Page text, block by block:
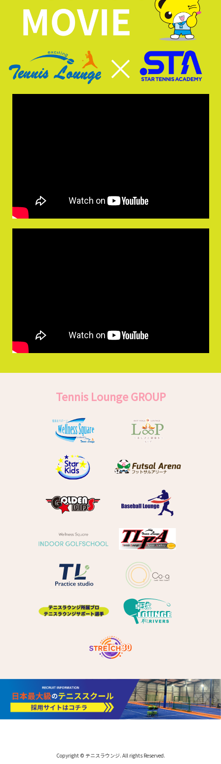
Tennis Lounge GROUP
Copyright © テニスラウンジ. All rights Reserved.